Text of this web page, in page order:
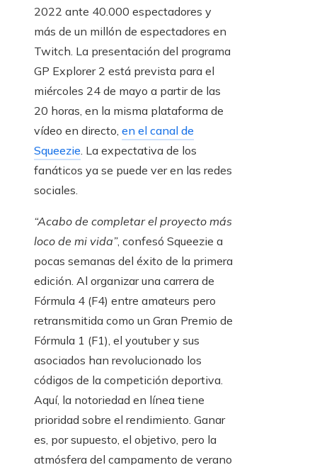
2022 ante 40.000 espectadores y
más de un millón de espectadores en
Twitch. La presentación del programa
GP Explorer 2 está prevista para el
miércoles 24 de mayo a partir de las
20 horas, en la misma plataforma de
vídeo en directo, en el canal de
Squeezie. La expectativa de los
fanáticos ya se puede ver en las redes
sociales.
“Acabo de completar el proyecto más
loco de mi vida”, confesó Squeezie a
pocas semanas del éxito de la primera
edición. Al organizar una carrera de
Fórmula 4 (F4) entre amateurs pero
retransmitida como un Gran Premio de
Fórmula 1 (F1), el youtuber y sus
asociados han revolucionado los
códigos de la competición deportiva.
Aquí, la notoriedad en línea tiene
prioridad sobre el rendimiento. Ganar
es, por supuesto, el objetivo, pero la
atmósfera del campamento de verano